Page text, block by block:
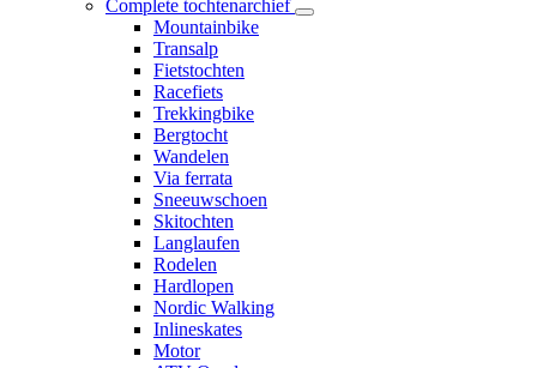
Complete tochtenarchief
Mountainbike
Transalp
Fietstochten
Racefiets
Trekkingbike
Bergtocht
Wandelen
Via ferrata
Sneeuwschoen
Skitochten
Langlaufen
Rodelen
Hardlopen
Nordic Walking
Inlineskates
Motor